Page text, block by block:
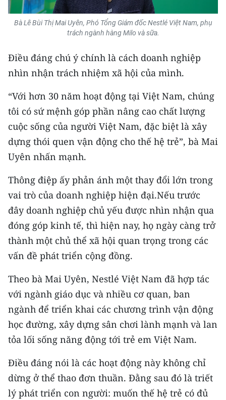
Bà Lê Bùi Thị Mai Uyên, Phó Tổng Giám đốc Nestlé Việt Nam, phụ
trách ngành hàng Milo và sữa.
Điều đáng chú ý chính là cách doanh nghiệp
nhìn nhận trách nhiệm xã hội của mình.
“Với hơn 30 năm hoạt động tại Việt Nam, chúng
tôi có sứ mệnh góp phần nâng cao chất lượng
cuộc sống của người Việt Nam, đặc biệt là xây
dựng thói quen vận động cho thế hệ trẻ”, bà Mai
Uyên nhấn mạnh.
Thông điệp ấy phản ánh một thay đổi lớn trong
vai trò của doanh nghiệp hiện đại.Nếu trước
đây doanh nghiệp chủ yếu được nhìn nhận qua
đóng góp kinh tế, thì hiện nay, họ ngày càng trở
thành một chủ thể xã hội quan trọng trong các
vấn đề phát triển cộng đồng.
Theo bà Mai Uyên, Nestlé Việt Nam đã hợp tác
với ngành giáo dục và nhiều cơ quan, ban
ngành để triển khai các chương trình vận động
học đường, xây dựng sân chơi lành mạnh và lan
tỏa lối sống năng động tới trẻ em Việt Nam.
Điều đáng nói là các hoạt động này không chỉ
dừng ở thể thao đơn thuần. Đằng sau đó là triết
lý phát triển con người: muốn thế hệ trẻ có đủ